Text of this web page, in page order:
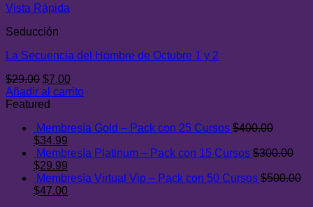
$29.00.
Vista Rápida
Seducción
La Secuencia del Hombre de Octubre 1 y 2
$29.00 El
precio
original
$29.00.
$7.00El
precio
$7.00.
Añadir al carrito
Featured
Membresía Gold – Pack con 25 Cursos $400.00
El
precio
original
era:
$400.00.
$34.99
precio
es:
$34.99.
Membresía Platinum – Pack con 15 Cursos $300.00
El
precio
original
$29.99
precio
actual
Membresía Virtual Vip – Pack con 50 Cursos $500.00
El
$47.00El